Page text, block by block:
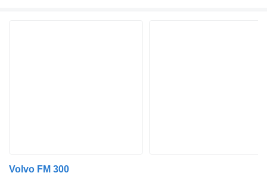
Volvo FM 300